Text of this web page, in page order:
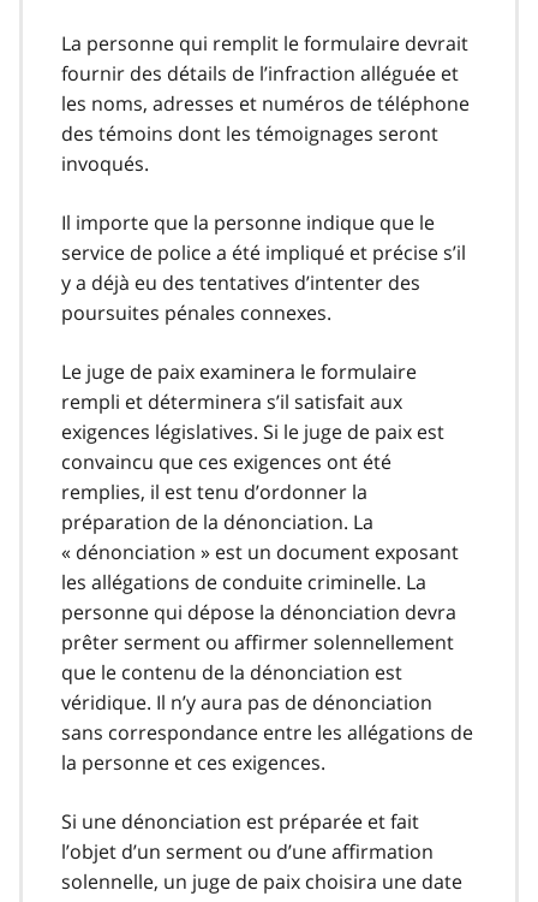
La personne qui remplit le formulaire devrait
fournir des détails de l’infraction alléguée et
les noms, adresses et numéros de téléphone
des témoins dont les témoignages seront
invoqués.
Il importe que la personne indique que le
service de police a été impliqué et précise s’il
y a déjà eu des tentatives d’intenter des
poursuites pénales connexes.
Le juge de paix examinera le formulaire
rempli et déterminera s’il satisfait aux
exigences législatives. Si le juge de paix est
convaincu que ces exigences ont été
remplies, il est tenu d’ordonner la
préparation de la dénonciation. La
« dénonciation » est un document exposant
les allégations de conduite criminelle. La
personne qui dépose la dénonciation devra
prêter serment ou affirmer solennellement
que le contenu de la dénonciation est
véridique. Il n’y aura pas de dénonciation
sans correspondance entre les allégations de
la personne et ces exigences.
Si une dénonciation est préparée et fait
l’objet d’un serment ou d’une affirmation
solennelle, un juge de paix choisira une date